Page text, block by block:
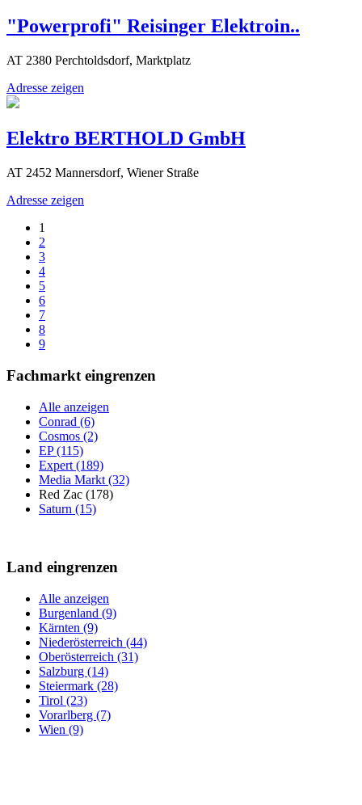
"Powerprofi" Reisinger Elektroin..
AT 2380 Perchtoldsdorf, Marktplatz
Adresse zeigen
Elektro BERTHOLD GmbH
AT 2452 Mannersdorf, Wiener Straße
Adresse zeigen
1
2
3
4
5
6
7
8
9
Fachmarkt eingrenzen
Alle anzeigen
Conrad (6)
Cosmos (2)
EP (115)
Expert (189)
Media Markt (32)
Red Zac (178)
Saturn (15)
Land eingrenzen
Alle anzeigen
Burgenland (9)
Kärnten (9)
Niederösterreich (44)
Oberösterreich (31)
Salzburg (14)
Steiermark (28)
Tirol (23)
Vorarlberg (7)
Wien (9)